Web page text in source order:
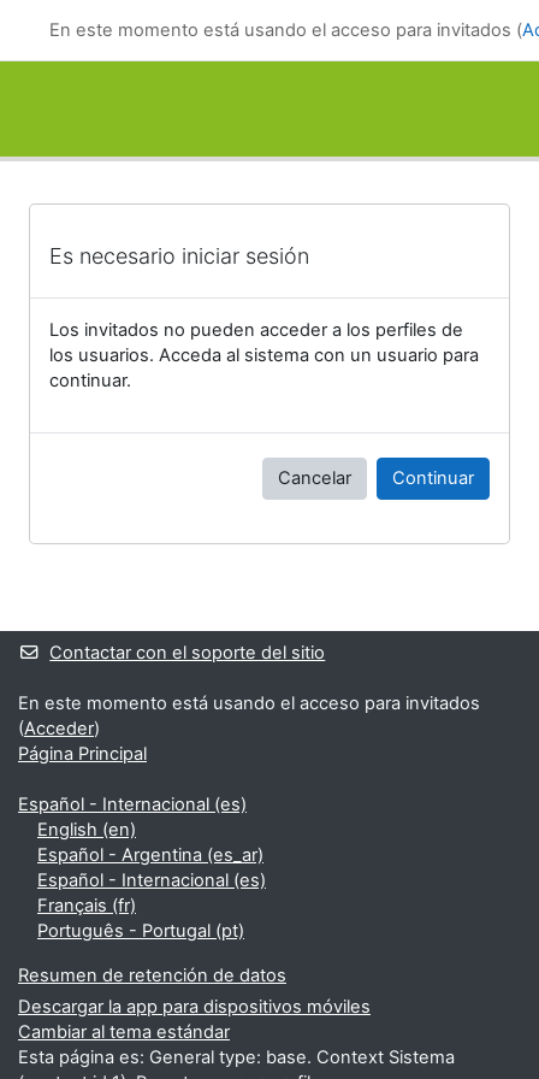
En este momento está usando el acceso para invitados (
Es necesario iniciar sesión
Los invitados no pueden acceder a los perfiles de
los usuarios. Acceda al sistema con un usuario para
continuar.
Cancelar Continuar
Bloques suplementarios
Contactar con el soporte del sitio
En este momento está usando el acceso para invitados
(Acceder)
Página Principal
Español - Internacional ‎(es)‎
English ‎(en)‎
Español - Argentina ‎(es_ar)‎
Español - Internacional ‎(es)‎
Français ‎(fr)‎
Português - Portugal ‎(pt)‎
Resumen de retención de datos
Descargar la app para dispositivos móviles
Cambiar al tema estándar
Esta página es: General type: base. Context Sistema